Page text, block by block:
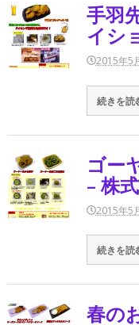
手羽
イシ
2015年5
続きを読
ゴー
– 株
2015年5
続きを読
春の